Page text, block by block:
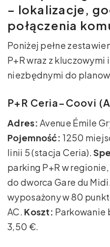
– lokalizacje,
połączenia
Poniżej pełne
P+R wraz z
niezbędnymi do
P+R Ceria–Coovi
Adres: Avenue Émile
Pojemność: 1250
linii 5 (stacja Ceria).
parking P+R w
do dworca Gare du
wyposażony w 80
AC. Koszt: Parkowanie
3,50 €.